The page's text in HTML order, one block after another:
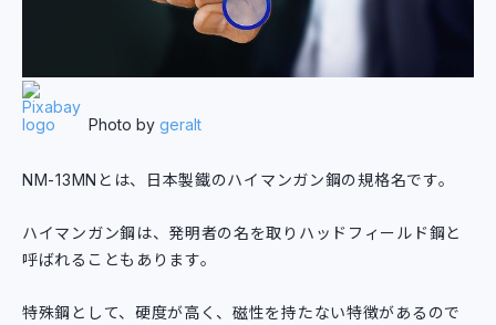
Photo by geralt
NM-13MNとは、日本製鐵のハイマンガン鋼の規格名です。
ハイマンガン鋼は、発明者の名を取りハッドフィールド鋼と
呼ばれることもあります。
特殊鋼として、硬度が高く、磁性を持たない特徴があるので